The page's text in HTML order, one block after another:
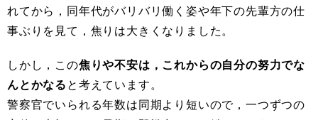
れてから，同年代がバリバリ働く姿や年下の先輩方の仕
事ぶりを見て，焦りは大きくなりました。
しかし，この焦りや不安は，これからの自分の努力でな
んとかなると考えています。
警察官でいられる年数は同期より短いので，一つずつの